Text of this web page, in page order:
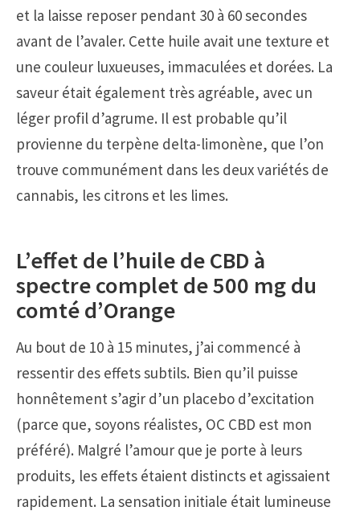
et la laisse reposer pendant 30 à 60 secondes
avant de l’avaler. Cette huile avait une texture et
une couleur luxueuses, immaculées et dorées. La
saveur était également très agréable, avec un
léger profil d’agrume. Il est probable qu’il
provienne du terpène delta-limonène, que l’on
trouve communément dans les deux variétés de
cannabis, les citrons et les limes.
L’effet de l’huile de CBD à
spectre complet de 500 mg du
comté d’Orange
Au bout de 10 à 15 minutes, j’ai commencé à
ressentir des effets subtils. Bien qu’il puisse
honnêtement s’agir d’un placebo d’excitation
(parce que, soyons réalistes, OC CBD est mon
préféré). Malgré l’amour que je porte à leurs
produits, les effets étaient distincts et agissaient
rapidement. La sensation initiale était lumineuse